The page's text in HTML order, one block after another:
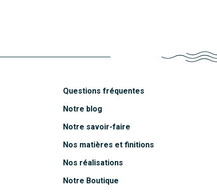
Questions fréquentes
Notre blog
Notre savoir-faire
Nos matières et finitions
Nos réalisations
Notre Boutique